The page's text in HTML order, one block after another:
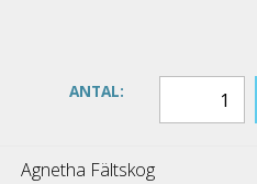
ANTAL:
Agnetha Fältskog